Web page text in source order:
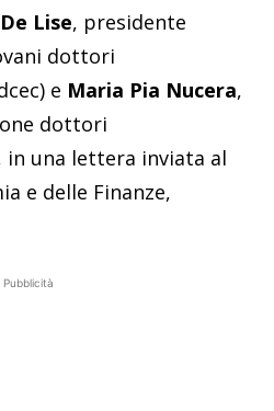
Lise, presidente
dottori
e Maria Pia Nucera,
dottori
in una lettera inviata al
e delle Finanze,
Pubblicità